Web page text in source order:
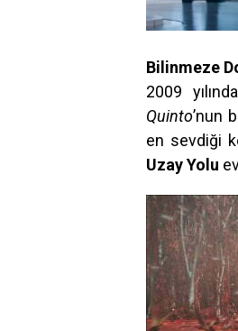
Bilinmeze
2009
Quinto’nun
en sevdiği
Uzay Yolu